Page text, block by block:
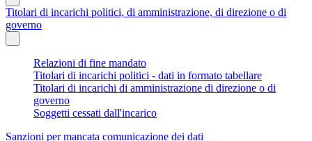
Titolari di incarichi politici, di amministrazione, di direzione o di
governo
Relazioni di fine mandato
Titolari di incarichi politici - dati in formato tabellare
Titolari di incarichi di amministrazione di direzione o di
governo
Soggetti cessati dall'incarico
Sanzioni per mancata comunicazione dei dati